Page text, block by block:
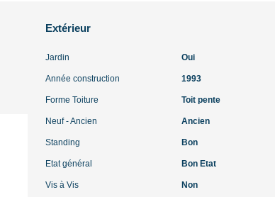
Extérieur
Jardin Oui
Année construction 1993
Forme Toiture Toit pente
Neuf - Ancien Ancien
Standing Bon
Etat général Bon Etat
Vis à Vis Non